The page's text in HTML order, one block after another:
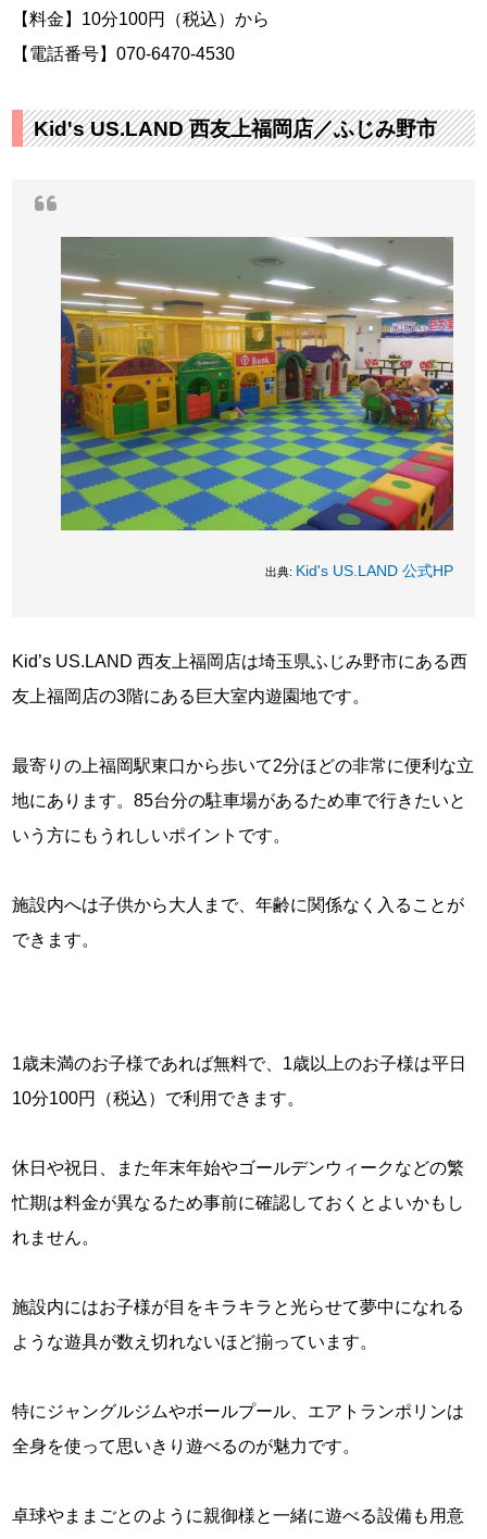
【料金】10分100円（税込）から
【電話番号】070-6470-4530
Kid's US.LAND 西友上福岡店／ふじみ野市
出典: Kid's US.LAND 公式HP
Kid’s US.LAND 西友上福岡店は埼玉県ふじみ野市にある西
友上福岡店の3階にある巨大室内遊園地です。
最寄りの上福岡駅東口から歩いて2分ほどの非常に便利な立
地にあります。85台分の駐車場があるため車で行きたいと
いう方にもうれしいポイントです。
施設内へは子供から大人まで、年齢に関係なく入ることが
できます。
1歳未満のお子様であれば無料で、1歳以上のお子様は平日
10分100円（税込）で利用できます。
休日や祝日、また年末年始やゴールデンウィークなどの繁
忙期は料金が異なるため事前に確認しておくとよいかもし
れません。
施設内にはお子様が目をキラキラと光らせて夢中になれる
ような遊具が数え切れないほど揃っています。
特にジャングルジムやボールプール、エアトランポリンは
全身を使って思いきり遊べるのが魅力です。
卓球やままごとのように親御様と一緒に遊べる設備も用意